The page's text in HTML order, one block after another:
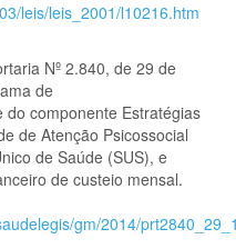
leis/leis_2001/l10216.htm
Nº 2.840, de 29 de
de
do componente Estratégias
de Atenção Psicossocial
de Saúde (SUS), e
de custeio mensal.
gm/2014/